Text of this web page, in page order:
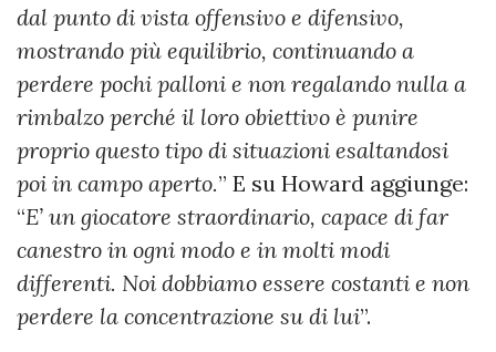
dal punto di vista offensivo e difensivo,
mostrando più equilibrio, continuando a
perdere pochi palloni e non regalando nulla a
rimbalzo perché il loro obiettivo è punire
proprio questo tipo di situazioni esaltandosi
poi in campo aperto.” E su Howard aggiunge:
“E’ un giocatore straordinario, capace di far
canestro in ogni modo e in molti modi
differenti. Noi dobbiamo essere costanti e non
perdere la concentrazione su di lui”.